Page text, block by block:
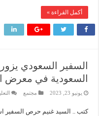
أكمل القراءة »
السفير السعودي
السعودية في معرض
يونيو 23, 2023 مجتمع
كتب .. السيد غنيم حرص السفير